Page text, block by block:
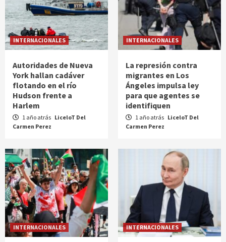
INTERNACIONALES
Autoridades de Nueva
York hallan cadáver
flotando en el río
Hudson frente a
Harlem
1 año atrás LiceloT Del
Carmen Perez
INTERNACIONALES
La represión contra
migrantes en Los
Ángeles impulsa ley
para que agentes se
identifiquen
1 año atrás LiceloT Del
Carmen Perez
INTERNACIONALES INTERNACIONALES